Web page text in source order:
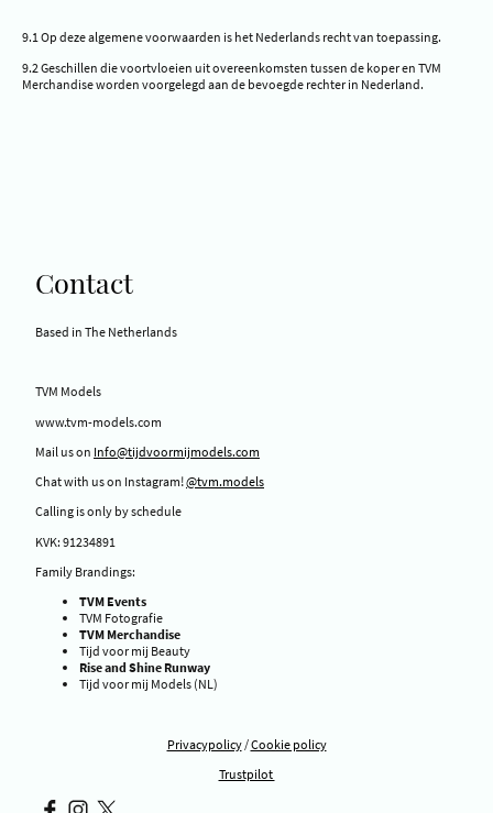
9.1 Op deze algemene voorwaarden is het Nederlands recht van toepassing.
9.2 Geschillen die voortvloeien uit overeenkomsten tussen de koper en TVM
Merchandise worden voorgelegd aan de bevoegde rechter in Nederland.
Contact
Based in The Netherlands
TVM Models
www.tvm-models.com
Mail us on Info@tijdvoormijmodels.com
Chat with us on Instagram!@tvm.models
Calling is only by schedule
KVK: 91234891
Family Brandings:
TVM Events
TVM Fotografie
TVM Merchandise
Tijd voor mij Beauty
Rise and Shine Runway
Tijd voor mij Models (NL)
Privacypolicy/Cookie policy
Trustpilot